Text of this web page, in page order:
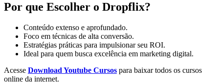
Por que Escolher o Dropflix?
Conteúdo extenso e aprofundado.
Foco em técnicas de alta conversão.
Estratégias práticas para impulsionar seu ROI.
Ideal para quem busca excelência em marketing digital.
Acesse Download Youtube Cursos para baixar todos os cursos
online da internet.